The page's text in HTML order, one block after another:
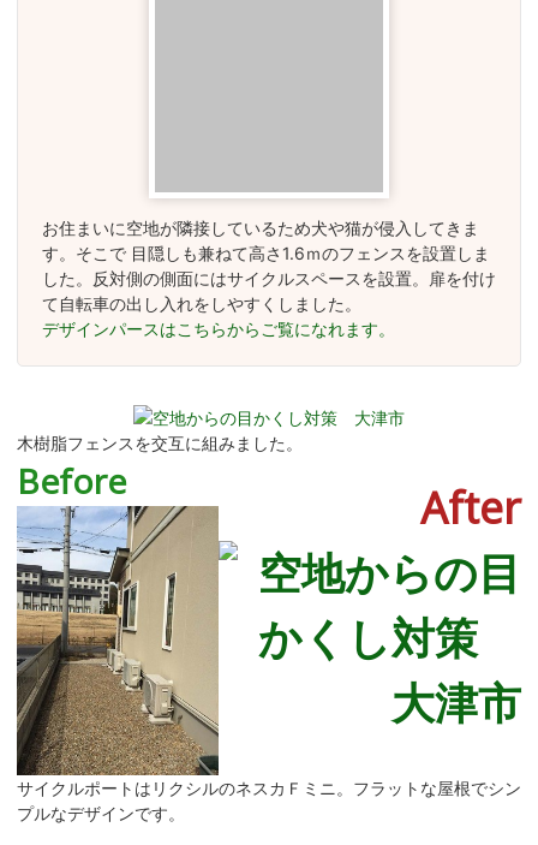
お住まいに空地が隣接しているため犬や猫が侵入してきま
す。そこで 目隠しも兼ねて高さ1.6ｍのフェンスを設置しま
した。反対側の側面にはサイクルスペースを設置。扉を付け
て自転車の出し入れをしやすくしました。
デザインパースはこちらからご覧になれます。
木樹脂フェンスを交互に組みました。
Before After
サイクルポートはリクシルのネスカＦミニ。フラットな屋根でシン
プルなデザインです。